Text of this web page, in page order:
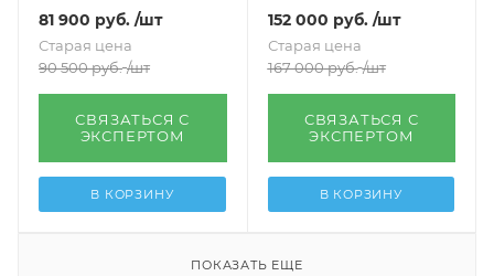
81 900 руб. /шт
Старая цена
90 500руб. /шт
СВЯЗАТЬСЯ С
ЭКСПЕРТОМ
В КОРЗИНУ
152 000 руб. /шт
Старая цена
167 000руб. /шт
СВЯЗАТЬСЯ С
ЭКСПЕРТОМ
В КОРЗИНУ
ПОКАЗАТЬ ЕЩЕ